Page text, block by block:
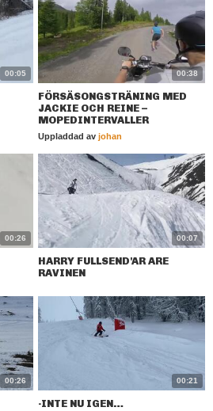
00:05 00:38
FÖRSÄSONGSTRÄNING MED
JACKIE OCH REINE –
MOPEDINTERVALLER
Uppladdad av johan
00:26 00:07
HARRY FULLSEND'AR ARE
RAVINEN
00:26 00:21
-INTE NU IGEN…